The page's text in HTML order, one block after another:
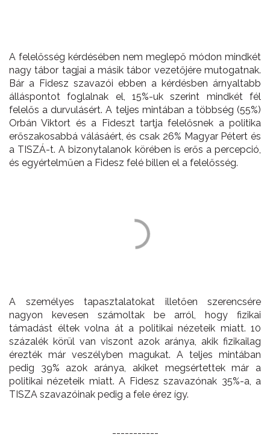
A felelősség kérdésében nem meglepő módon mindkét
nagy tábor tagjai a másik tábor vezetőjére mutogatnak.
Bár a Fidesz szavazói ebben a kérdésben árnyaltabb
álláspontot foglalnak el, 15%-uk szerint mindkét fél
felelős a durvulásért. A teljes mintában a többség (55%)
Orbán Viktort és a Fideszt tartja felelősnek a politika
erőszakosabbá válásáért, és csak 26% Magyar Pétert és
a TISZÁ-t. A bizonytalanok körében is erős a percepció,
és egyértelműen a Fidesz felé billen el a felelősség.
A személyes tapasztalatokat illetően szerencsére
nagyon kevesen számoltak be arról, hogy fizikai
támadást éltek volna át a politikai nézeteik miatt. 10
százalék körül van viszont azok aránya, akik fizikailag
érezték már veszélyben magukat. A teljes mintában
pedig 39% azok aránya, akiket megsértettek már a
politikai nézeteik miatt. A Fidesz szavazónak 35%-a, a
TISZA szavazóinak pedig a fele érez így.
-----------